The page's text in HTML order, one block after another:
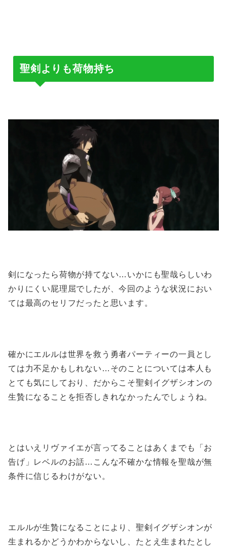
聖剣よりも荷物持ち
剣になったら荷物が持てない…いかにも聖哉らしいわ
かりにくい屁理屈でしたが、今回のような状況におい
ては最高のセリフだったと思います。
確かにエルルは世界を救う勇者パーティーの一員とし
ては力不足かもしれない…そのことについては本人も
とても気にしており、だからこそ聖剣イグザシオンの
生贄になることを拒否しきれなかったんでしょうね。
とはいえリヴァイエが言ってることはあくまでも「お
告げ」レベルのお話…こんな不確かな情報を聖哉が無
条件に信じるわけがない。
エルルが生贄になることにより、聖剣イグザシオンが
生まれるかどうかわからないし、たとえ生まれたとし